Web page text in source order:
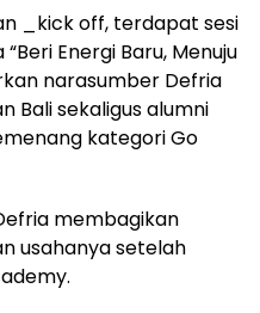
_kick off, terdapat sesi
Energi Baru, Menuju
narasumber Defria
Bali sekaligus alumni
kategori Go
membagikan
usahanya setelah